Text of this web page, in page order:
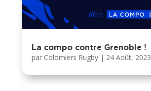
La compo contre Grenoble !
par Colomiers Rugby| 24 Août, 2023